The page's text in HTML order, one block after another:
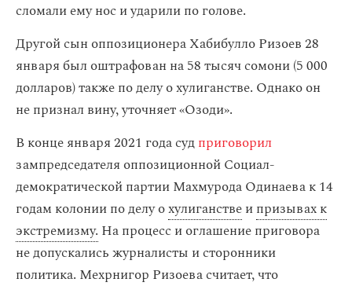
сломали ему нос и ударили по голове.
Другой сын оппозиционера Хабибулло Ризоев 28
января был оштрафован на 58 тысяч сомони (5 000
долларов) также по делу о хулиганстве. Однако он
не признал вину, уточняет «Озоди».
В конце января 2021 года судприговорил
зампредседателя оппозиционной Социал-
демократической партии Махмурода Одинаева к 14
годам колонии по делу охулиганствеипризывах к
экстремизму. На процесс и оглашение приговора
не допускались журналисты и сторонники
политика. Мехрнигор Ризоева считает, что